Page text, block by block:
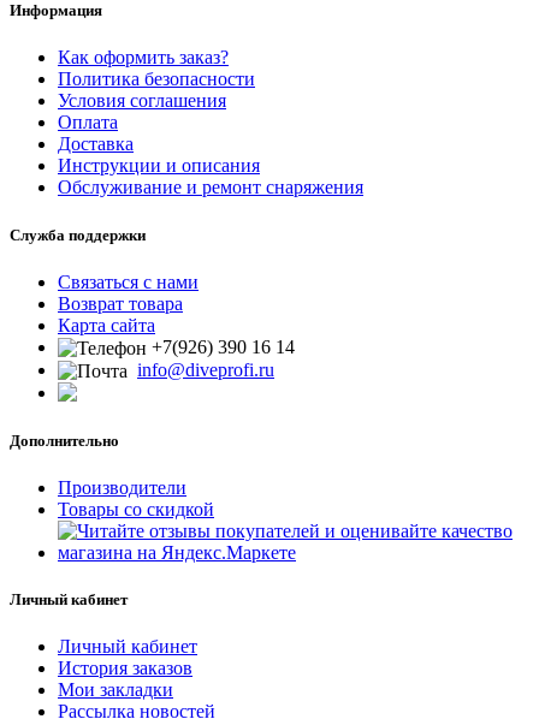
Информация
Как оформить заказ?
Политика безопасности
Условия соглашения
Оплата
Доставка
Инструкции и описания
Обслуживание и ремонт снаряжения
Служба поддержки
Связаться с нами
Возврат товара
Карта сайта
+7(926) 390 16 14
info@diveprofi.ru
Дополнительно
Производители
Товары со скидкой
Личный кабинет
Личный кабинет
История заказов
Мои закладки
Рассылка новостей